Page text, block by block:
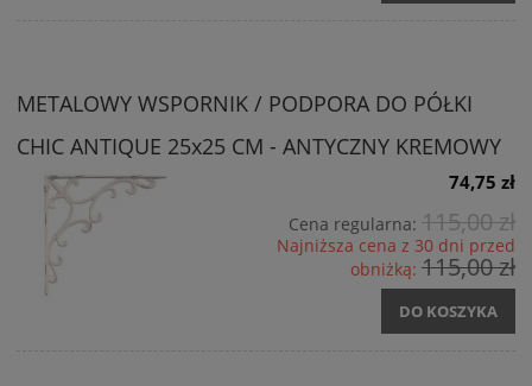
METALOWY WSPORNIK / PODPORA DO PÓŁKI
CHIC ANTIQUE 25x25 CM - ANTYCZNY KREMOWY
74,75 zł
Cena regularna: 115,00 zł
Najniższa cena z 30 dni przed
obniżką: 115,00 zł
DO KOSZYKA